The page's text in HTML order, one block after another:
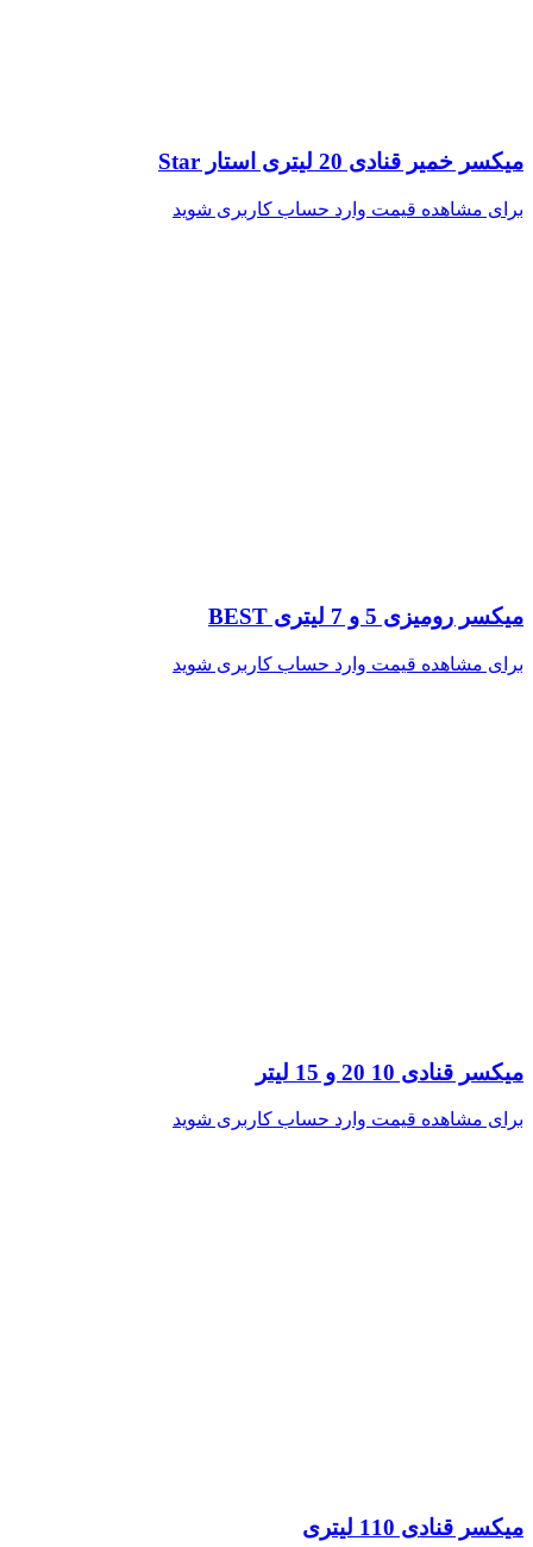
میکسر خمیر قنادی 20 لیتری استار Star
برای مشاهده قیمت وارد حساب کاربری شوید
میکسر رومیزی 5 و 7 لیتری BEST
برای مشاهده قیمت وارد حساب کاربری شوید
میکسر قنادی 10 20 و 15 لیتر
برای مشاهده قیمت وارد حساب کاربری شوید
میکسر قنادی 110 لیتری